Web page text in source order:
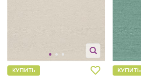
КУПИТЬ КУПИТЬ